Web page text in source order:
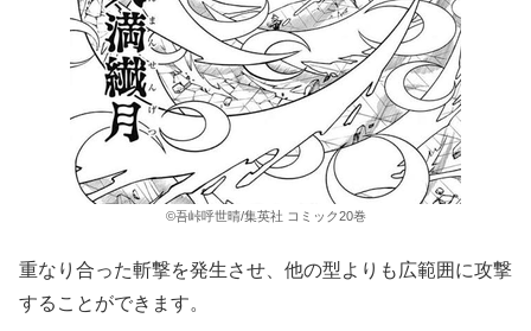
©吾峠呼世晴/集英社 コミック20巻
重なり合った斬撃を発生させ、他の型よりも広範囲に攻撃
することができます。